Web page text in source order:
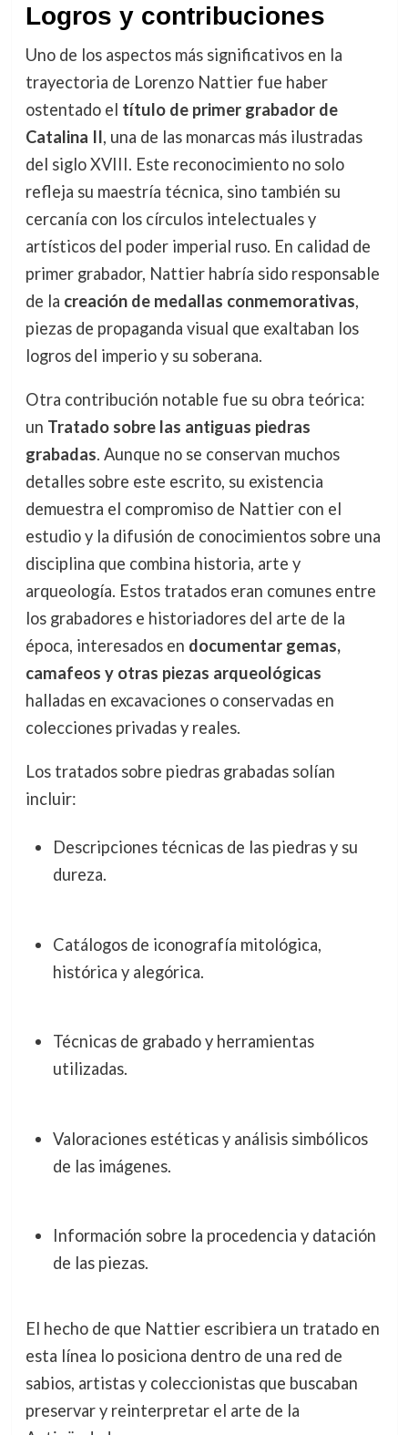
Logros y contribuciones
Uno de los aspectos más significativos en la
trayectoria de Lorenzo Nattier fue haber
ostentado el título de primer grabador de
Catalina II, una de las monarcas más ilustradas
del siglo XVIII. Este reconocimiento no solo
refleja su maestría técnica, sino también su
cercanía con los círculos intelectuales y
artísticos del poder imperial ruso. En calidad de
primer grabador, Nattier habría sido responsable
de la creación de medallas conmemorativas,
piezas de propaganda visual que exaltaban los
logros del imperio y su soberana.
Otra contribución notable fue su obra teórica:
un Tratado sobre las antiguas piedras
grabadas. Aunque no se conservan muchos
detalles sobre este escrito, su existencia
demuestra el compromiso de Nattier con el
estudio y la difusión de conocimientos sobre una
disciplina que combina historia, arte y
arqueología. Estos tratados eran comunes entre
los grabadores e historiadores del arte de la
época, interesados en documentar gemas,
camafeos y otras piezas arqueológicas
halladas en excavaciones o conservadas en
colecciones privadas y reales.
Los tratados sobre piedras grabadas solían
incluir:
Descripciones técnicas de las piedras y su
dureza.
Catálogos de iconografía mitológica,
histórica y alegórica.
Técnicas de grabado y herramientas
utilizadas.
Valoraciones estéticas y análisis simbólicos
de las imágenes.
Información sobre la procedencia y datación
de las piezas.
El hecho de que Nattier escribiera un tratado en
esta línea lo posiciona dentro de una red de
sabios, artistas y coleccionistas que buscaban
preservar y reinterpretar el arte de la